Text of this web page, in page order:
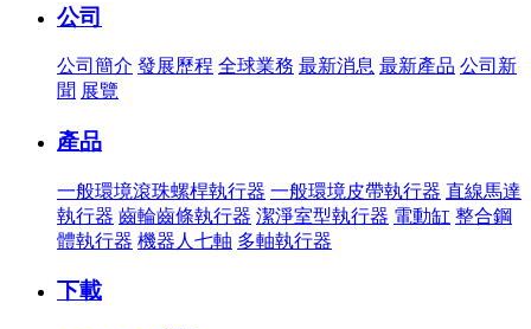
公司
公司簡介 發展歷程 全球業務 最新消息 最新產品 公司新
聞 展覽
產品
一般環境滾珠螺桿執行器 一般環境皮帶執行器 直線馬達
執行器 齒輪齒條執行器 潔淨室型執行器 電動缸 整合鋼
體執行器 機器人七軸 多軸執行器
下載